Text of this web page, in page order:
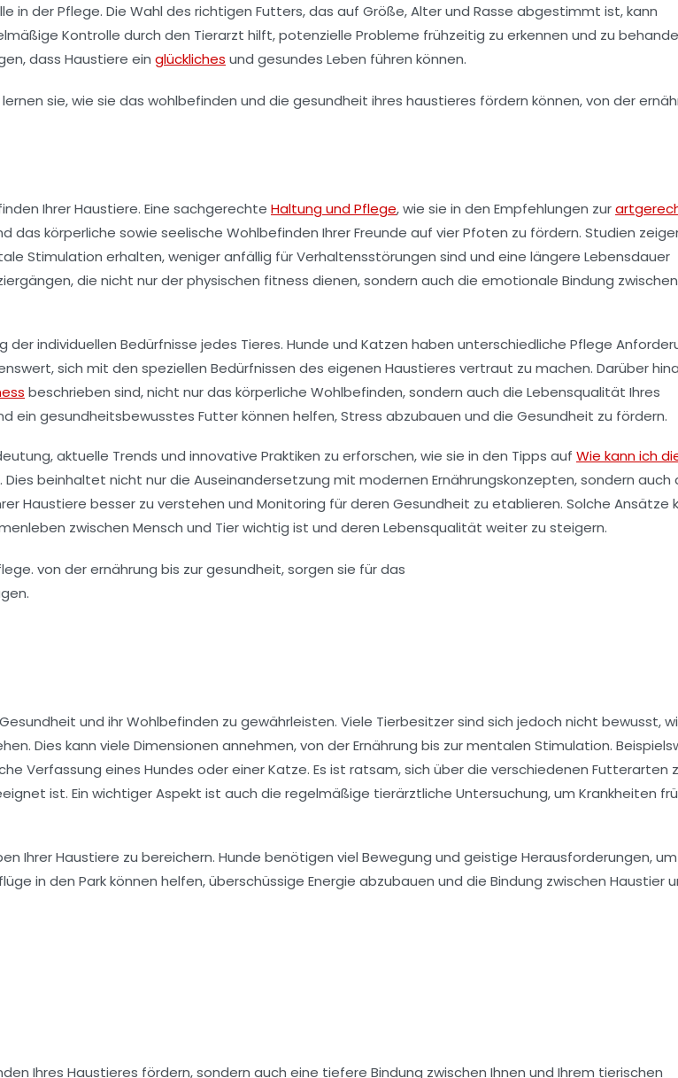
in derPflege. Die Wahl des richtigen Futters, das auf Größe, Alter und Rasse abgestimmt ist, kann
Kontrolle durch den Tierarzt hilft, potenzielle Probleme frühzeitig zu erkennen und zu
dass Haustiere ein glückliches und gesundes Leben führen können.
Ihrer Haustiere. Eine sachgerechte Haltung und Pflege, wie sie in den Empfehlungen zur
das körperliche sowie seelische Wohlbefinden Ihrer Freunde auf vier Pfoten zu fördern. Studien
Stimulation erhalten, weniger anfällig für Verhaltensstörungen sind und eine längere Lebensdauer
die nicht nur der physischen fitness dienen, sondern auch die emotionale Bindung
der individuellen Bedürfnisse jedes Tieres. Hunde und Katzen haben unterschiedliche Pflege
sich mit den speziellen Bedürfnissen des eigenen Haustieres vertraut zu machen. Darüber
beschrieben sind, nicht nur das körperliche Wohlbefinden, sondern auch die Lebensqualität Ihres
ein gesundheitsbewusstes Futter können helfen, Stress abzubauen und die Gesundheit zu fördern.
aktuelle Trends und innovative Praktiken zu erforschen, wie sie in den Tipps auf Wie kann ich
Dies beinhaltet nicht nur die Auseinandersetzung mit modernen Ernährungskonzepten, sondern auch
Haustiere besser zu verstehen und Monitoring für deren Gesundheit zu etablieren. Solche Ansätze
zwischen Mensch und Tier wichtig ist und deren Lebensqualität weiter zu steigern.
Gesundheit und ihrWohlbefinden zu gewährleisten. Viele Tierbesitzer sind sich jedoch nicht bewusst,
Dies kann viele Dimensionen annehmen, von der Ernährung bis zur mentalen Stimulation.
Verfassung eines Hundes oder einer Katze. Es ist ratsam, sich über die verschiedenen Futterarten
ist. Ein wichtiger Aspekt ist auch die regelmäßige tierärztliche Untersuchung, um Krankheiten
Ihrer Haustiere zu bereichern. Hunde benötigen viel Bewegung und geistige Herausforderungen, um
in den Park können helfen, überschüssige Energie abzubauen und die Bindung zwischen Haustier
Ihres Haustieres fördern, sondern auch eine tiefere Bindung zwischen Ihnen und Ihrem tierischen